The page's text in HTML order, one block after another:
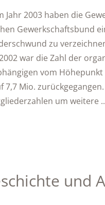
Jahr 2003 haben die
Gewerkschaftsbund
zu
war die Zahl der
vom Höhepunkt
7,7 Mio.
um weitere
und